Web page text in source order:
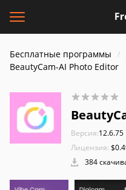
Бесплатные программы
BeautyCam-AI Photo Editor
Версия:12.6.75
Лицензия:
384